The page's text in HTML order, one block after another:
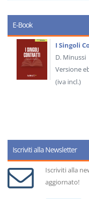
E-Book
I Singoli
D. Minussi
Versione
(iva incl.)
Iscriviti alla Newsletter
Iscriviti alla
aggiornato!